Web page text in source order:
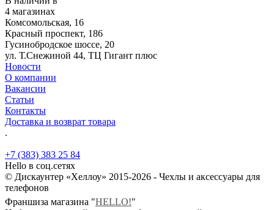
4 магазинах
Комсомольская, 16
Красный проспект, 186
Гусинобродское шоссе, 20
ул. Т.Снежиной 44, ТЦ Гигант плюс
Новости
О компании
Вакансии
Статьи
Контакты
Доставка и возврат товара
.
+7 (383) 383 25 84
Hello в соц.сетях
© Дискаунтер «Хеллоу» 2015-2026 - Чехлы и аксессуары для
телефонов
Франшиза магазина "HELLO!"